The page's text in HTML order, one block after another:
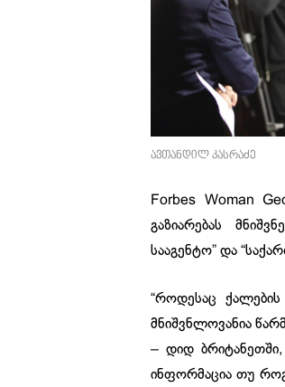
ავთანდილ კასრაძე
Forbes Woman
გაზიარებას
სააგენტო” და
“როდესაც
მნიშვნლოვანია
– დიდ ბრიტანეთში,
ინფორმაცია თუ